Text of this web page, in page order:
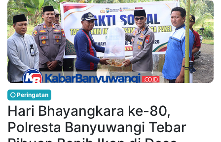
Peringatan
Hari Bhayangkara ke-80,
Polresta Banyuwangi Tebar